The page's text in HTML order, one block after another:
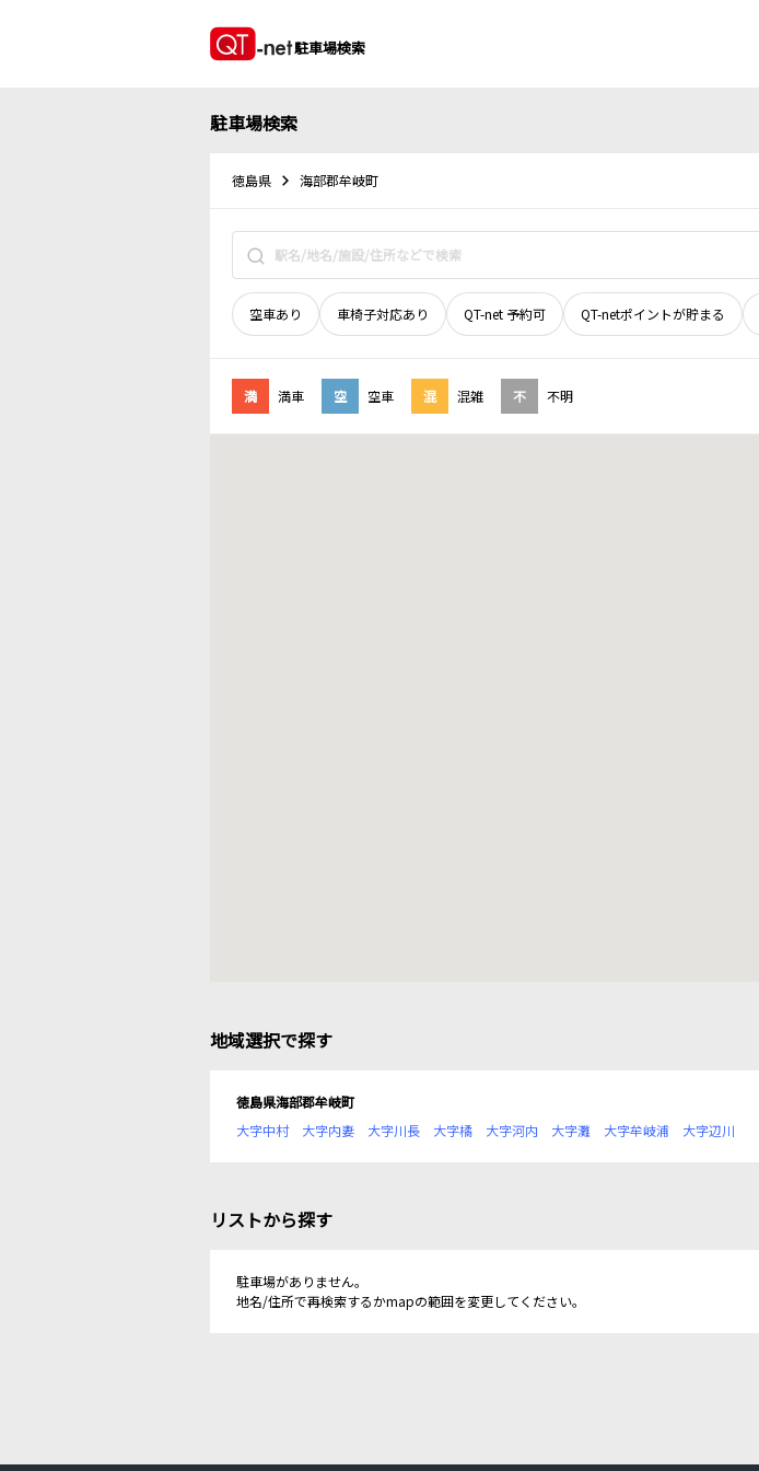
駐車場検索
駐車場検索
徳島県 海部郡牟岐町
空車あり 車椅子対応あり QT-net 予約可 QT-netポイントが貯まる
満 満車 空 空車 混 混雑 不 不明
地域選択で探す
徳島県海部郡牟岐町
大字中村
大字内妻 大字川長 大字橘 大字河内 大字灘 大字牟岐浦 大字辺川
リストから探す
駐車場がありません。
地名/住所で再検索するかmapの範囲を変更してください。